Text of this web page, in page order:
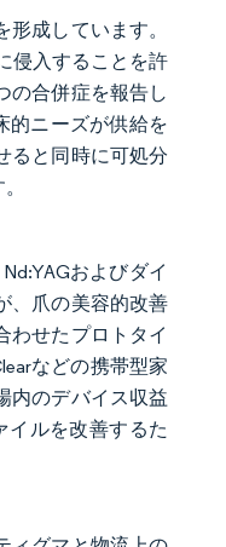
成しています。
侵入することを許
の合併症を報告し
的ニーズが供給を
ると同時に可処分
およびダイ
、爪の美容的改善
わせたプロトタイ
などの携帯型家
内のデバイス収益
イルを改善するた